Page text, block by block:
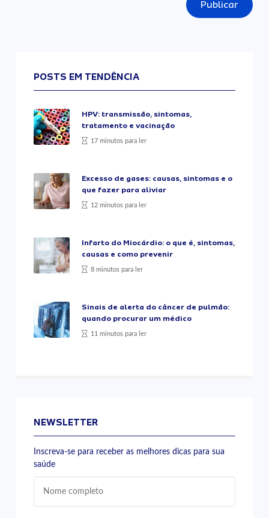
Publicar
POSTS EM TENDÊNCIA
HPV: transmissão, sintomas,
tratamento e vacinação
17 minutos para ler
Excesso de gases: causas, sintomas e o
que fazer para aliviar
12 minutos para ler
Infarto do Miocárdio: o que é, sintomas,
causas e como prevenir
8 minutos para ler
Sinais de alerta do câncer de pulmão:
quando procurar um médico
11 minutos para ler
NEWSLETTER
Inscreva-se para receber as melhores dicas para sua
saúde